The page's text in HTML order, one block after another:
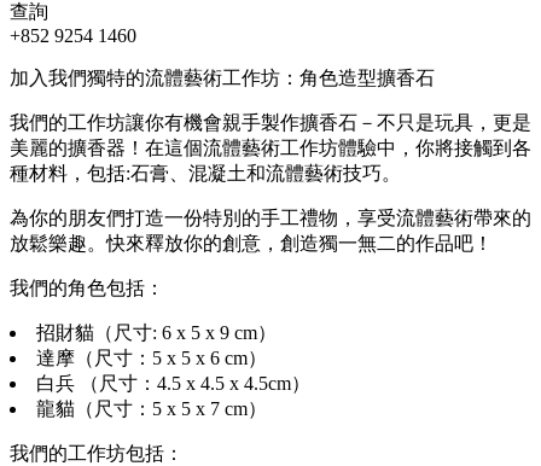
查詢
+852 9254 1460
加入我們獨特的流體藝術工作坊：角色造型擴香石
我們的工作坊讓你有機會親手製作擴香石－不只是玩具，更是
美麗的擴香器！在這個流體藝術工作坊體驗中，你將接觸到各
種材料，包括:石膏、混凝土和流體藝術技巧。
為你的朋友們打造一份特別的手工禮物，享受流體藝術帶來的
放鬆樂趣。快來釋放你的創意，創造獨一無二的作品吧！
我們的角色包括：
招財貓（尺寸: 6 x 5 x 9 cm）
達摩（尺寸：5 x 5 x 6 cm）
白兵 （尺寸：4.5 x 4.5 x 4.5cm）
龍貓（尺寸：5 x 5 x 7 cm）
我們的工作坊包括：